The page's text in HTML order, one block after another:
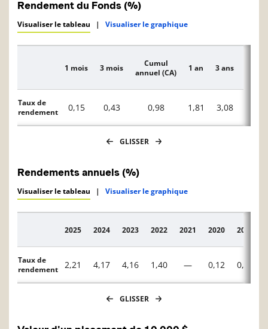
Rendement du Fonds (%)
Visualiser le tableau | Visualiser le graphique
Description
1 mois 3 mois
Cumul
annuel (CA)
1 an 3 ans
Taux de
rendement
0,15 0,43 0,98 1,81 3,08
GLISSER
Rendements annuels (%)
Visualiser le tableau | Visualiser le graphique
Description
2025 2024 2023 2022 2021 2020 2019
Taux de
rendement
2,21 4,17 4,16 1,40 — 0,12 0,60
GLISSER